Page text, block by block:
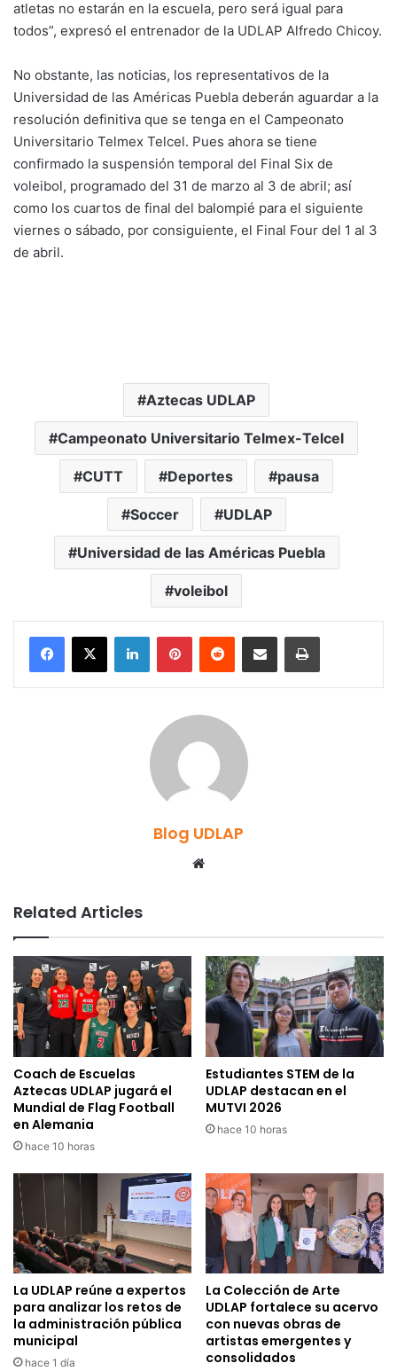
atletas no estarán en la escuela, pero será igual para
todos”, expresó el entrenador de la UDLAP Alfredo Chicoy.
No obstante, las noticias, los representativos de la
Universidad de las Américas Puebla deberán aguardar a la
resolución definitiva que se tenga en el Campeonato
Universitario Telmex Telcel. Pues ahora se tiene
confirmado la suspensión temporal del Final Six de
voleibol, programado del 31 de marzo al 3 de abril; así
como los cuartos de final del balompié para el siguiente
viernes o sábado, por consiguiente, el Final Four del 1 al 3
de abril.
Aztecas UDLAP
Campeonato Universitario Telmex-Telcel
CUTT Deportes pausa
Soccer UDLAP
Universidad de las Américas Puebla
voleibol
LinkedInPinterestReddit Share via Email Print
Blog UDLAP
Related Articles
Coach de Escuelas
Aztecas UDLAP jugará el
Mundial de Flag Football
en Alemania
hace 10 horas
Estudiantes STEM de la
UDLAP destacan en el
MUTVI 2026
hace 10 horas
La UDLAP reúne a expertos
para analizar los retos de
la administración pública
municipal
hace 1 día
La Colección de Arte
UDLAP fortalece su acervo
con nuevas obras de
artistas emergentes y
consolidados